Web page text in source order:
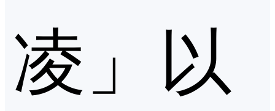
凌」以